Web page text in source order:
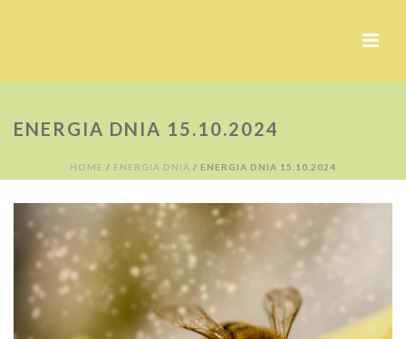
ENERGIA DNIA 15.10.2024
HOME / ENERGIA DNIA / ENERGIA DNIA 15.10.2024